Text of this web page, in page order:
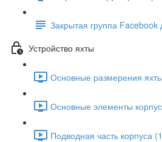
Закрытая группа Facebook
Устройство яхты
Основные размерения
Основные элементы
Подводная часть корпуса